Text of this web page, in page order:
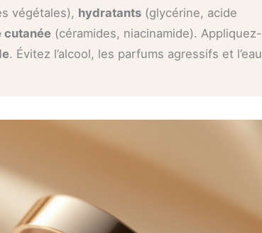
végétales), hydratants (glycérine, acide
cutanée (céramides, niacinamide). Appliquez-
. Évitez l’alcool, les parfums agressifs et l’eau